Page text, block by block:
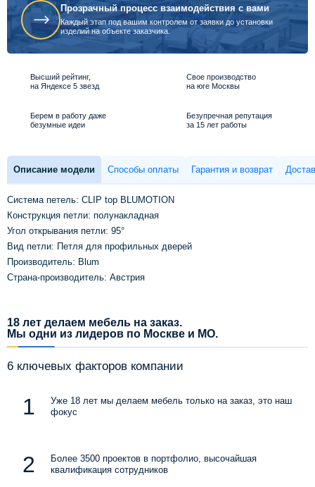
Прозрачный процесс взаимодействия с вами
Каждый этап под вашим контролем от заявки до установки
изделий на объекте заказчика.
Высший рейтинг,
на Яндексе 5 звезд
Свое производство
на юге Москвы
Берем в работу даже
безумные идеи
Безупречная репутация
за 15 лет работы
Описание модели Способы оплаты Гарантия и возврат
Система петель: CLIP top BLUMOTION
Конструкция петли: полунакладная
Угол открывания петли: 95°
Вид петли: Петля для профильных дверей
Производитель: Blum
Страна-производитель: Австрия
18 лет делаем мебель на заказ.
Мы одни из лидеров по Москве и МО.
6 ключевых факторов компании
Уже 18 лет мы делаем мебель только на заказ, это наш
фокус
Более 3500 проектов в портфолио, высочайшая
квалификация сотрудников